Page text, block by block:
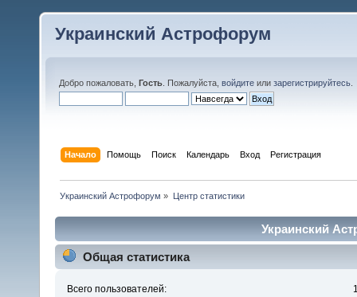
Украинский Астрофорум
Добро пожаловать, Гость . Пожалуйста, войдите или зарегистрируйтесь
Начало Помощь Поиск Календарь Вход Регистрация
Украинский Астрофорум » Центр статистики
Украинский
Общая статистика
Всего пользователей: